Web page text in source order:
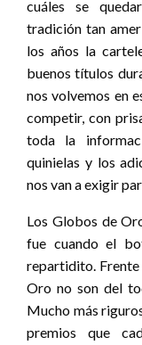
cuáles se
tradición tan
los años la
buenos títulos
nos volvemos en
competir, con
toda la
quinielas y los
nos van a exigir
Los Globos de
fue cuando el
repartidito. Frente
Oro no son del
Mucho más
premios que